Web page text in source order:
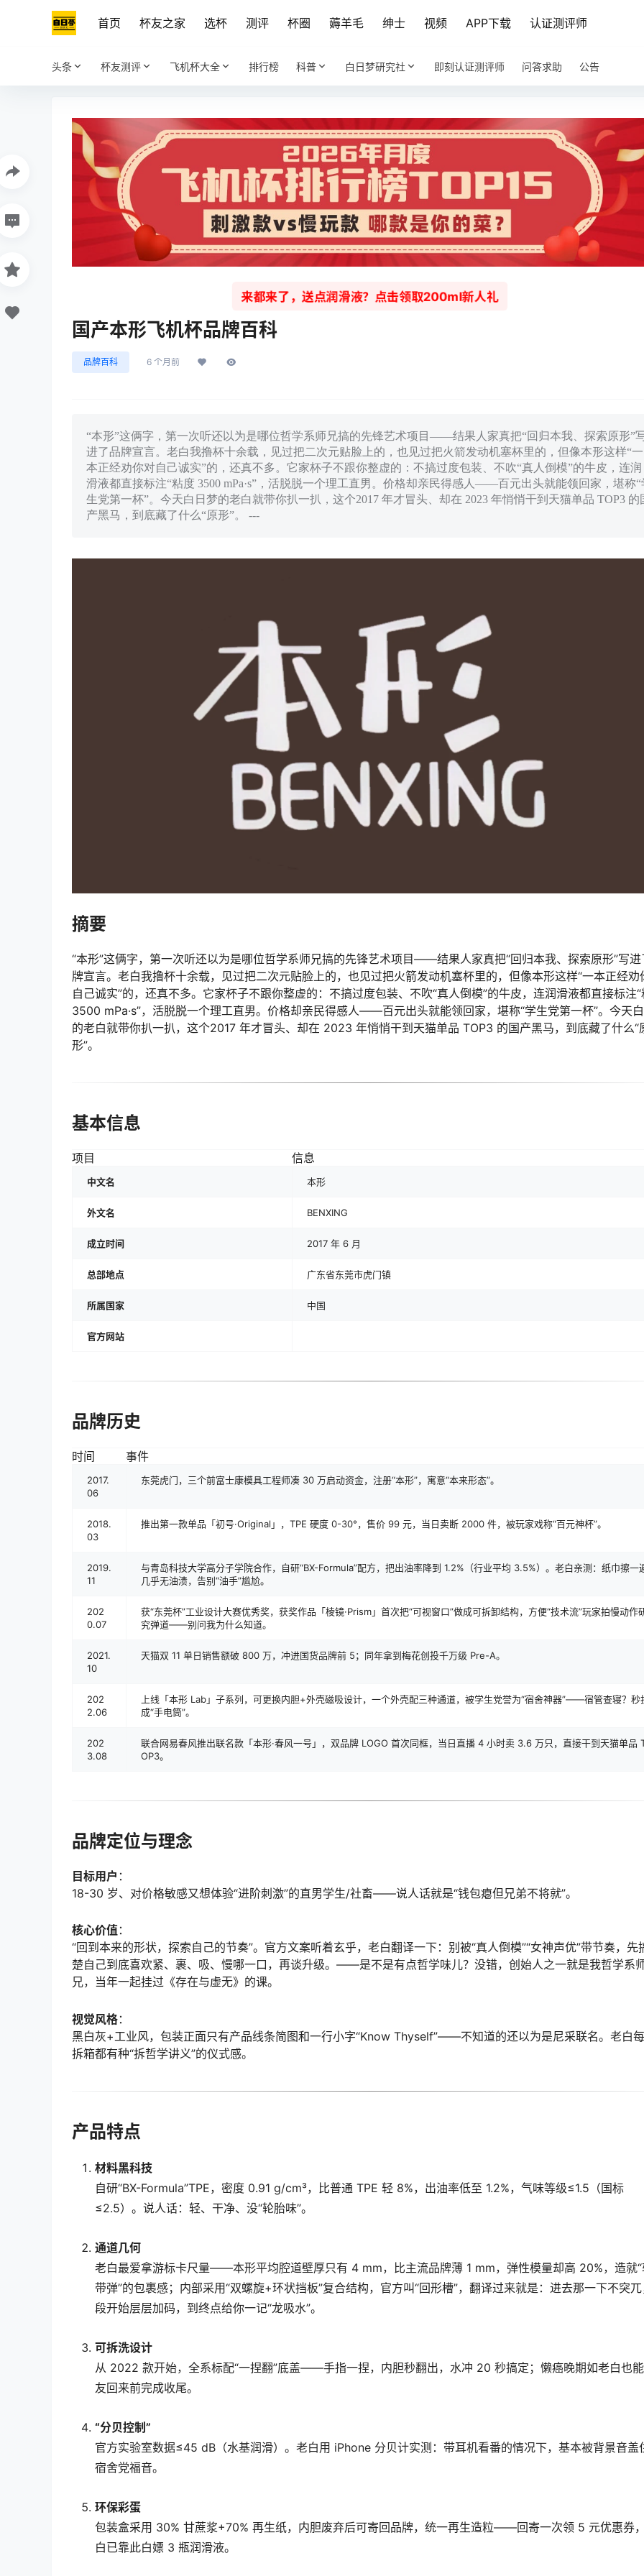
首页 杯友之家 选杯 测评 杯圈 薅羊毛 绅士 视频 APP下载 认证测评师
头条 杯友测评 飞机杯大全 排行榜 科普 白日梦研究社 即刻认证测评师 问答求助 公告
来都来了，送点润滑液？点击领取200ml新人礼
国产本形飞机杯品牌百科
品牌百科 6 个月前
“本形”这俩字，第一次听还以为是哪位哲学系师兄搞的先锋艺术项目——结果人家真把“回归本我、探索原形”
进了品牌宣言。老白我撸杯十余载，见过把二次元贴脸上的，也见过把火箭发动机塞杯里的，但像本形这样“一
本正经劝你对自己诚实”的，还真不多。它家杯子不跟你整虚的：不搞过度包装、不吹“真人倒模”的牛皮，连润
滑液都直接标注“粘度 3500 mPa·s”，活脱脱一个理工直男。价格却亲民得感人——百元出头就能领回家，堪称“
生党第一杯”。今天白日梦的老白就带你扒一扒，这个2017 年才冒头、却在 2023 年悄悄干到天猫单品 TOP3 的
产黑马，到底藏了什么“原形”。 ---
摘要
“本形”这俩字，第一次听还以为是哪位哲学系师兄搞的先锋艺术项目——结果人家真把“回归本我、探索原形”写进
牌宣言。老白我撸杯十余载，见过把二次元贴脸上的，也见过把火箭发动机塞杯里的，但像本形这样“一本正经劝
自己诚实”的，还真不多。它家杯子不跟你整虚的：不搞过度包装、不吹“真人倒模”的牛皮，连润滑液都直接标注
3500 mPa·s”，活脱脱一个理工直男。价格却亲民得感人——百元出头就能领回家，堪称“学生党第一杯”。今天
的老白就带你扒一扒，这个2017 年才冒头、却在 2023 年悄悄干到天猫单品 TOP3 的国产黑马，到底藏了什么“
形”。
基本信息
项目 信息
中文名 本形
外文名 BENXING
成立时间 2017 年 6 月
总部地点 广东省东莞市虎门镇
所属国家 中国
官方网站
品牌历史
时间 事件
2017.
06
东莞虎门，三个前富士康模具工程师凑 30 万启动资金，注册“本形”，寓意“本来形态”。
2018.
03
推出第一款单品「初号·Original」，TPE 硬度 0-30°，售价 99 元，当日卖断 2000 件，被玩家戏称“百元神杯”。
2019.
11
与青岛科技大学高分子学院合作，自研“BX-Formula”配方，把出油率降到 1.2%（行业平均 3.5%）。老白亲测：纸巾擦一
几乎无油渍，告别“油手”尴尬。
202
0.07
获“东莞杯”工业设计大赛优秀奖，获奖作品「棱镜·Prism」首次把“可视窗口”做成可拆卸结构，方便“技术流”玩家拍慢动作
究弹道——别问我为什么知道。
2021.
10
天猫双 11 单日销售额破 800 万，冲进国货品牌前 5；同年拿到梅花创投千万级 Pre-A。
202
2.06
上线「本形 Lab」子系列，可更换内胆+外壳磁吸设计，一个外壳配三种通道，被学生党誉为“宿舍神器”——宿管查寝？秒
成“手电筒”。
202
3.08
联合网易春风推出联名款「本形·春风一号」，双品牌 LOGO 首次同框，当日直播 4 小时卖 3.6 万只，直接干到天猫单品
OP3。
品牌定位与理念
目标用户 ：
18-30 岁、对价格敏感又想体验“进阶刺激”的直男学生/社畜——说人话就是“钱包瘪但兄弟不将就”。
核心价值：
“回到本来的形状，探索自己的节奏”。官方文案听着玄乎，老白翻译一下：别被“真人倒模”“女神声优”带节奏，先
楚自己到底喜欢紧、裹、吸、慢哪一口，再谈升级。——是不是有点哲学味儿？没错，创始人之一就是我哲学系
兄，当年一起挂过《存在与虚无》的课。
视觉风格：
黑白灰+工业风，包装正面只有产品线条简图和一行小字“Know Thyself”——不知道的还以为是尼采联名。老白
拆箱都有种“拆哲学讲义”的仪式感。
产品特点
材料黑科技
自研“BX-Formula”TPE，密度 0.91 g/cm³，比普通 TPE 轻 8%，出油率低至 1.2%，气味等级≤1.5（国标
≤2.5）。说人话：轻、干净、没“轮胎味”。
通道几何
老白最爱拿游标卡尺量——本形平均腔道壁厚只有 4 mm，比主流品牌薄 1 mm，弹性模量却高 20%，造就
带弹”的包裹感；内部采用“双螺旋+环状挡板”复合结构，官方叫“回形槽”，翻译过来就是：进去那一下不突
段开始层层加码，到终点给你一记“龙吸水”。
可拆洗设计
从 2022 款开始，全系标配“一捏翻”底盖——手指一捏，内胆秒翻出，水冲 20 秒搞定；懒癌晚期如老白也
友回来前完成收尾。
“分贝控制”
官方实验室数据≤45 dB（水基润滑）。老白用 iPhone 分贝计实测：带耳机看番的情况下，基本被背景音盖
宿舍党福音。
环保彩蛋
包装盒采用 30% 甘蔗浆+70% 再生纸，内胆废弃后可寄回品牌，统一再生造粒——回寄一次领 5 元优惠券
白已靠此白嫖 3 瓶润滑液。